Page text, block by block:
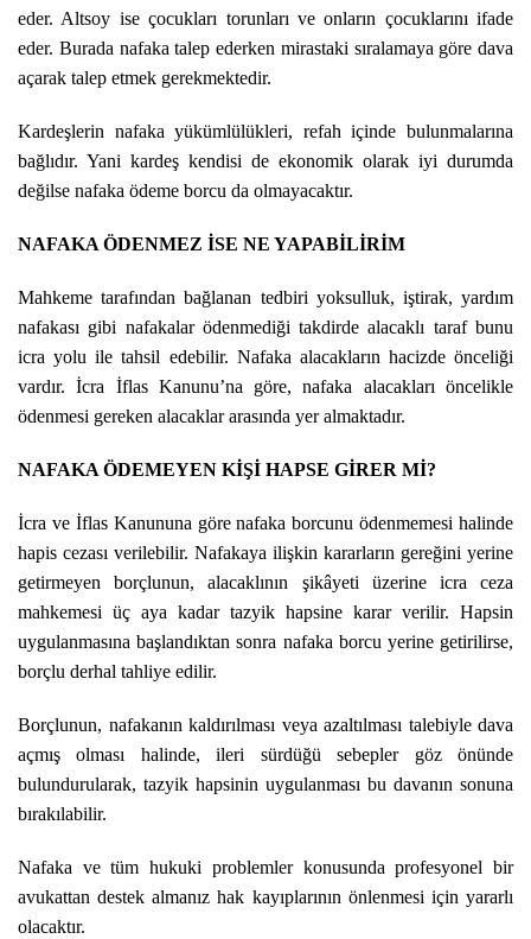
eder. Altsoy ise çocukları torunları ve onların çocuklarını ifade
eder. Burada nafaka talep ederken mirastaki sıralamaya göre dava
açarak talep etmek gerekmektedir.
Kardeşlerin nafaka yükümlülükleri, refah içinde bulunmalarına
bağlıdır. Yani kardeş kendisi de ekonomik olarak iyi durumda
değilse nafaka ödeme borcu da olmayacaktır.
NAFAKA ÖDENMEZ İSE NE YAPABİLİRİM
Mahkeme tarafından bağlanan tedbiri yoksulluk, iştirak, yardım
nafakası gibi nafakalar ödenmediği takdirde alacaklı taraf bunu
icra yolu ile tahsil edebilir. Nafaka alacakların hacizde önceliği
vardır. İcra İflas Kanunu’na göre, nafaka alacakları öncelikle
ödenmesi gereken alacaklar arasında yer almaktadır.
NAFAKA ÖDEMEYEN KİŞİ HAPSE GİRER Mİ?
İcra ve İflas Kanununa göre nafaka borcunu ödenmemesi halinde
hapis cezası verilebilir. Nafakaya ilişkin kararların gereğini yerine
getirmeyen borçlunun, alacaklının şikâyeti üzerine icra ceza
mahkemesi üç aya kadar tazyik hapsine karar verilir. Hapsin
uygulanmasına başlandıktan sonra nafaka borcu yerine getirilirse,
borçlu derhal tahliye edilir.
Borçlunun, nafakanın kaldırılması veya azaltılması talebiyle dava
açmış olması halinde, ileri sürdüğü sebepler göz önünde
bulundurularak, tazyik hapsinin uygulanması bu davanın sonuna
bırakılabilir.
Nafaka ve tüm hukuki problemler konusunda profesyonel bir
avukattan destek almanız hak kayıplarının önlenmesi için yararlı
olacaktır.